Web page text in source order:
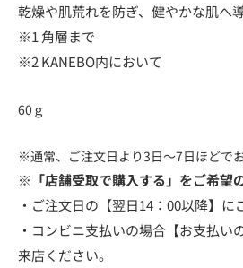
乾燥や肌荒れを防ぎ、健やかな肌へ導
※1 角層まで
※2 KANEBO内において
60ｇ
※通常、ご注文日より3日～7日ほどでお
※「店舗受取で購入する」をご希望
・ご注文日の【翌日14：00以降】に
・コンビニ支払いの場合【お支払い
来店ください。